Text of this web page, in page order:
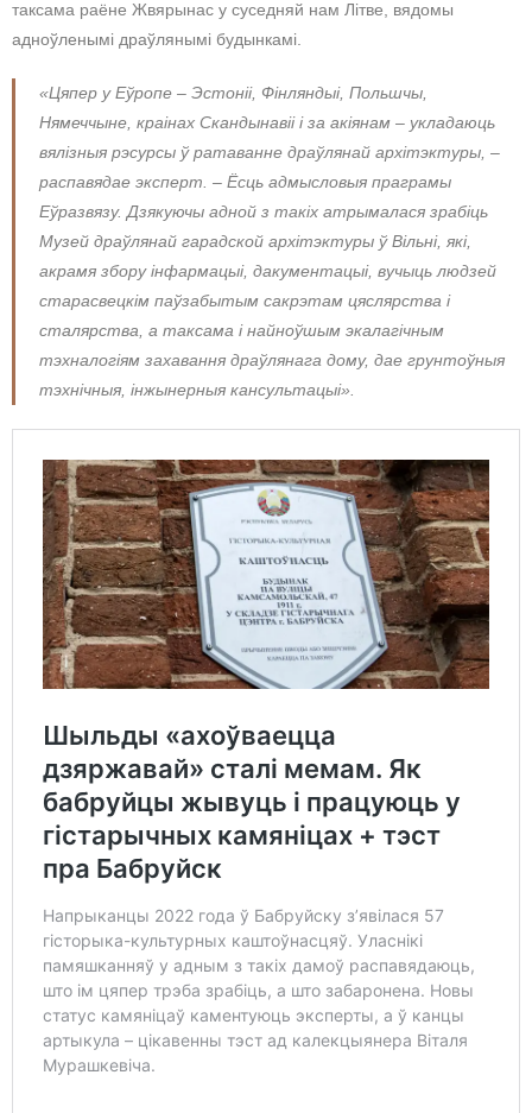
таксама раёне Жвярынас у суседняй нам Літве, вядомы
адноўленымі драўлянымі будынкамі.
«Цяпер у Еўропе – Эстоніі, Фінляндыі, Польшчы,
Нямеччыне, краінах Скандынавіі і за акіянам – укладаюць
вялізныя рэсурсы ў ратаванне драўлянай архітэктуры, –
распавядае эксперт. – Ёсць адмысловыя праграмы
Еўразвязу. Дзякуючы адной з такіх атрымалася зрабіць
Музей драўлянай гарадской архітэктуры ў Вільні, які,
акрамя збору інфармацыі, дакументацыі, вучыць людзей
старасвецкім паўзабытым сакрэтам цяслярства і
сталярства, а таксама і найноўшым экалагічным
тэхналогіям захавання драўлянага дому, дае грунтоўныя
тэхнічныя, інжынерныя кансультацыі».